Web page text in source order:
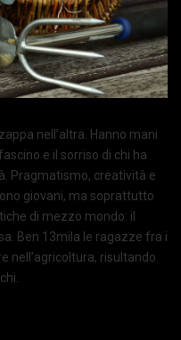
nell’altra. Hanno mani
e il sorriso di chi ha
Pragmatismo, creatività e
giovani, ma soprattutto
di mezzo mondo: il
Ben 13mila le ragazze fra i
nell’agricoltura, risultando